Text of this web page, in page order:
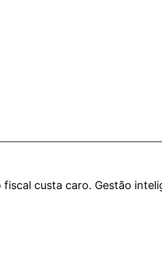
custa caro. Gestão